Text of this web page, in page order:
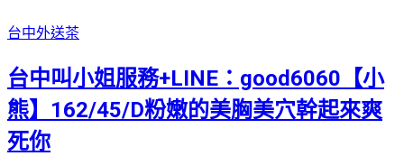
台中外送茶
台中叫小姐服務+LINE：good6060【小
熊】162/45/D粉嫩的美胸美穴幹起來爽
死你